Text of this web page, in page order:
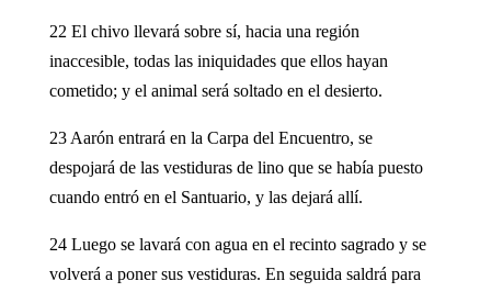
22 El chivo llevará sobre sí, hacia una región
inaccesible, todas las iniquidades que ellos hayan
cometido; y el animal será soltado en el desierto.
23 Aarón entrará en la Carpa del Encuentro, se
despojará de las vestiduras de lino que se había puesto
cuando entró en el Santuario, y las dejará allí.
24 Luego se lavará con agua en el recinto sagrado y se
volverá a poner sus vestiduras. En seguida saldrá para